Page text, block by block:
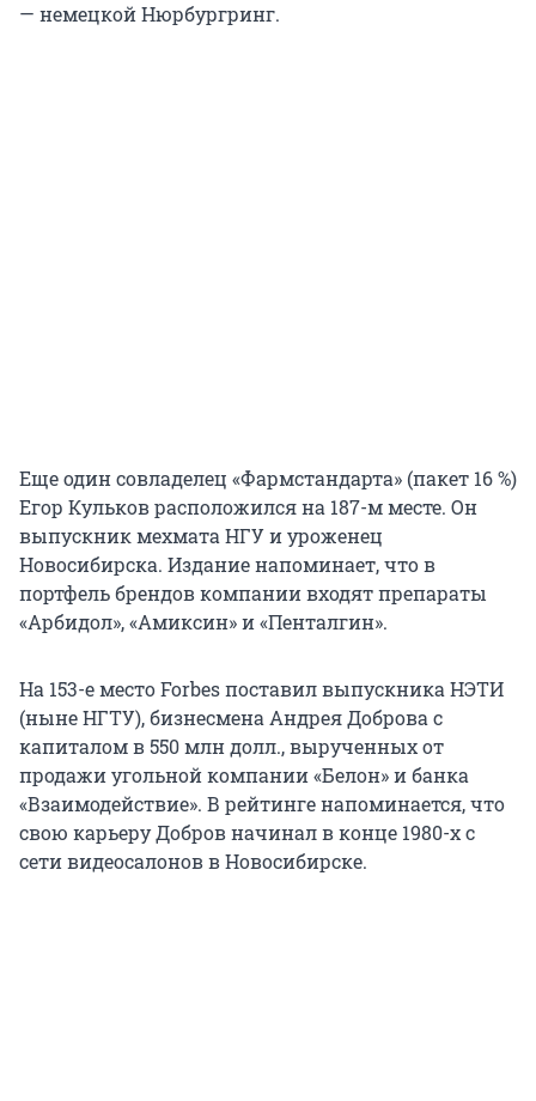
— немецкой Нюрбургринг.
Еще один совладелец «Фармстандарта» (пакет 16 %)
Егор Кульков расположился на 187-м месте. Он
выпускник мехмата НГУ и уроженец
Новосибирска. Издание напоминает, что в
портфель брендов компании входят препараты
«Арбидол», «Амиксин» и «Пенталгин».
На 153-е место Forbes поставил выпускника НЭТИ
(ныне НГТУ), бизнесмена Андрея Доброва с
капиталом в 550 млн долл., вырученных от
продажи угольной компании «Белон» и банка
«Взаимодействие». В рейтинге напоминается, что
свою карьеру Добров начинал в конце 1980-х с
сети видеосалонов в Новосибирске.